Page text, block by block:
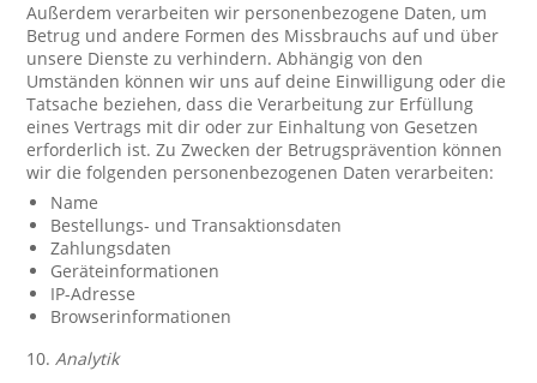
Außerdem verarbeiten wir personenbezogene Daten, um
Betrug und andere Formen des Missbrauchs auf und über
unsere Dienste zu verhindern. Abhängig von den
Umständen können wir uns auf deine Einwilligung oder die
Tatsache beziehen, dass die Verarbeitung zur Erfüllung
eines Vertrags mit dir oder zur Einhaltung von Gesetzen
erforderlich ist. Zu Zwecken der Betrugsprävention können
wir die folgenden personenbezogenen Daten verarbeiten:
Name
Bestellungs- und Transaktionsdaten
Zahlungsdaten
Geräteinformationen
IP-Adresse
Browserinformationen
10.Analytik